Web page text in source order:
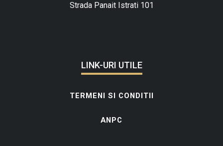
Strada Panait Istrati 101
LINK-URI UTILE
TERMENI SI CONDITII
ANPC